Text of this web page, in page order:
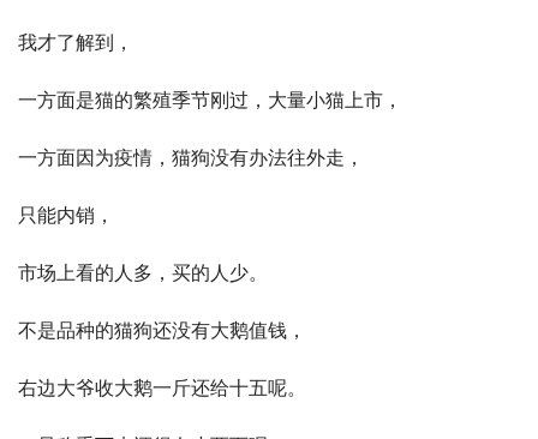
我才了解到，
一方面是猫的繁殖季节刚过，大量小猫上市，
一方面因为疫情，猫狗没有办法往外走，
只能内销，
市场上看的人多，买的人少。
不是品种的猫狗还没有大鹅值钱，
右边大爷收大鹅一斤还给十五呢。